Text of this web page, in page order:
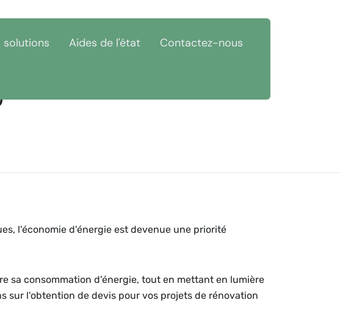
solutions Aides de l'état Contactez-nous
l'économie d'énergie est devenue une priorité
sa consommation d'énergie, tout en mettant en lumière
sur l'obtention de devis pour vos projets de rénovation